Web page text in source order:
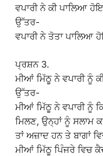
ਵਪਾਰੀ ਨੇ ਕੀ ਪਾਲਿਆ
ਉੱਤਰ-
ਵਪਾਰੀ ਨੇ ਤੋਤਾ ਪਾਲਿਆ
ਪ੍ਰਸ਼ਨ 3.
ਮੀਆਂ ਮਿੱਠੂ ਨੇ ਵਪਾਰੀ ਨੂੰ
ਉੱਤਰ-
ਮੀਆਂ ਮਿੱਠੂ ਨੇ ਵਪਾਰੀ ਨੂੰ
ਮਿਲਣ, ਉਨ੍ਹਾਂ ਨੂੰ ਸਲਾਮ
ਤਾਂ ਅਜ਼ਾਦ ਹਨ ਤੇ ਬਾਗਾਂ
ਮੀਆਂ ਮਿੱਠੂ ਪਿੰਜਰੇ ਵਿਚ